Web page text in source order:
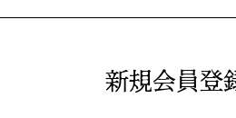
新規会員登